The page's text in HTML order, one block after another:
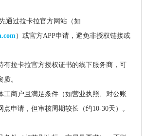
先通过拉卡拉官方网站（如
）或官方APP申请，避免非授权链接或
有拉卡拉官方授权证书的线下服务商，可
。
工商户且满足条件（如营业执照、对公账
点申请，但审核周期较长（约10-30天）。